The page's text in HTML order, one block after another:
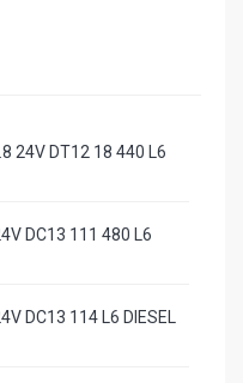
24V DT12 18 440 L6
DC13 111 480 L6
DC13 114 L6 DIESEL